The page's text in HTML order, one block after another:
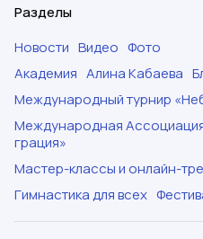
Разделы
Новости Видео Фото
Академия Алина Кабаева
Международный турнир
Международная
грация»
Мастер-классы и онлайн-
Гимнастика для всех